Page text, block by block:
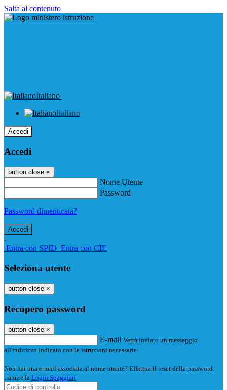
Salta al contenuto
Italiano
Italiano
Accedi
Accedi
button close ×
Nome Utente
Password
Password dimenticata?
-
Entra con SPID Entra con CIE
Seleziona utente
button close ×
Recupero password
button close ×
E-mail Verrà inviato un messaggio
all'indirizzo indicato con le istruzioni necessarie.
Non hai una e-mail associata al nome utente? Effettua il reset della password
tramite la Login Spaggiari